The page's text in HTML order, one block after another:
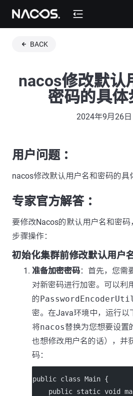
BACK
nacos修改默认
密码的具体
2024年9月26日
用户问题 ：
nacos修改默认用户名和密码的具
专家官方解答 ：
要修改Nacos的默认用户名和密
步骤操作：
初始化集群前修改默认用户
准备加密密码：首先，您需
对新密码进行加密。可以利
的
密。在Java环境中，运行以
将nacos替换为您想要设置
也想修改用户名的话），并
码：
public class Main {
public static void